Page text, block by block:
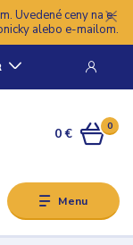
Uvedené ceny na e-
alebo e-mailom.
Menu
0
0 €